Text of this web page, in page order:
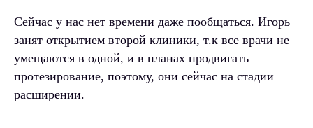
Сейчас у нас нет времени даже пообщаться. Игорь
занят открытием второй клиники, т.к все врачи не
умещаются в одной, и в планах продвигать
протезирование, поэтому, они сейчас на стадии
расширении.